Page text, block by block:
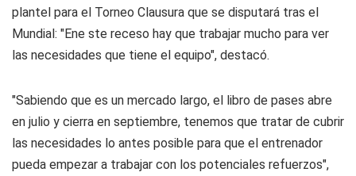
plantel para el Torneo Clausura que se disputará tras el
Mundial: "Ene ste receso hay que trabajar mucho para ver
las necesidades que tiene el equipo", destacó.
"Sabiendo que es un mercado largo, el libro de pases abre
en julio y cierra en septiembre, tenemos que tratar de cubrir
las necesidades lo antes posible para que el entrenador
pueda empezar a trabajar con los potenciales refuerzos",